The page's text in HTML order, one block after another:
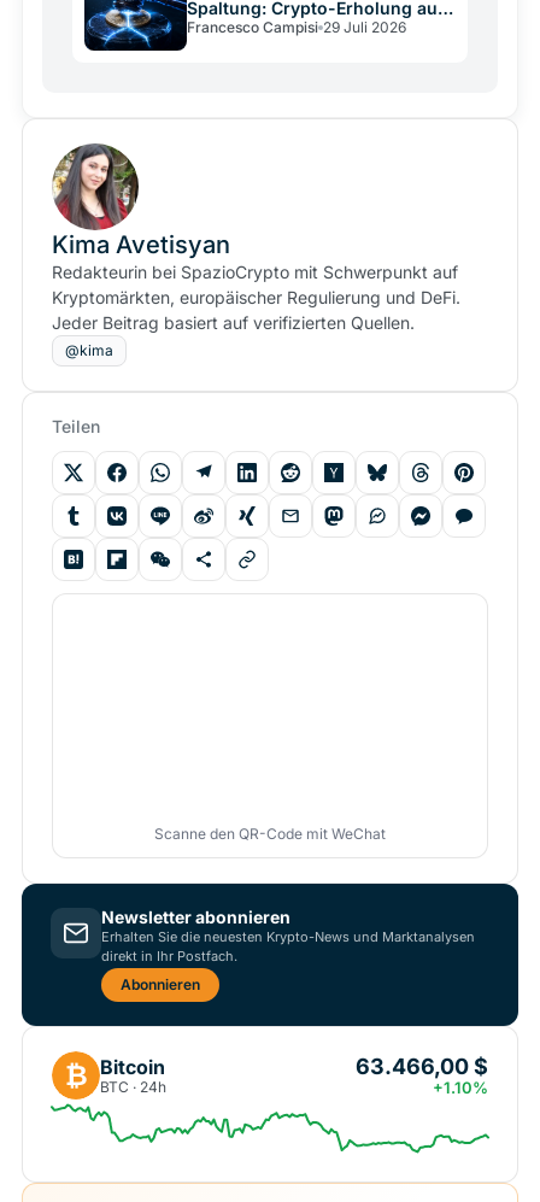
Spaltung: Crypto-Erholung auf
wackligem Grund
Francesco Campisi 29 Juli 2026
Kima Avetisyan
Redakteurin bei SpazioCrypto mit Schwerpunkt auf
Kryptomärkten, europäischer Regulierung und DeFi.
Jeder Beitrag basiert auf verifizierten Quellen.
@kima
Teilen
Scanne den QR-Code mit WeChat
Newsletter abonnieren
Erhalten Sie die neuesten Krypto-News und Marktanalysen
direkt in Ihr Postfach.
Abonnieren
₿ Bitcoin
BTC · 24h
63.466,00 $
+1.10%